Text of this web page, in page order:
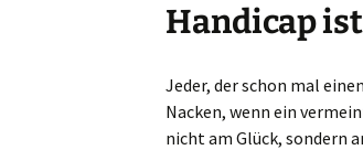
Handicap ist
Jeder, der schon mal
Nacken, wenn ein
nicht am Glück, sondern